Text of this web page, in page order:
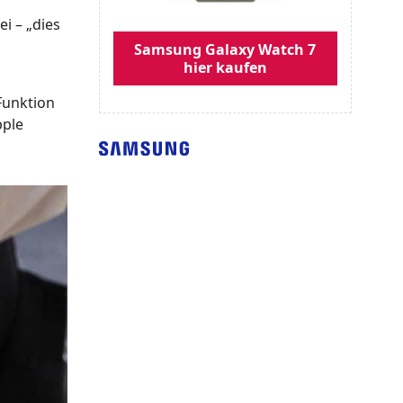
– „dies
Samsung Galaxy Watch 7
hier kaufen